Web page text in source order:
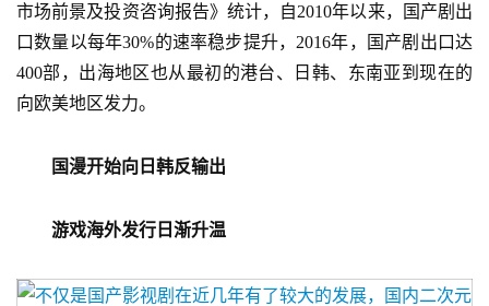
市场前景及投资咨询报告》统计，自2010年以来，国产剧出
口数量以每年30%的速率稳步提升，2016年，国产剧出口达
400部，出海地区也从最初的港台、日韩、东南亚到现在的
向欧美地区发力。
国漫开始向日韩反输出
游戏海外发行日渐升温